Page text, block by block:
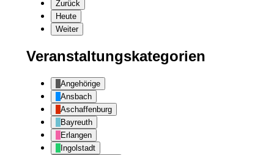
Zurück
Heute
Weiter
Veranstaltungskategorien
Angehörige
Ansbach
Aschaffenburg
Bayreuth
Erlangen
Ingolstadt